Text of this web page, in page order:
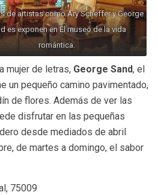
de artistas como Ary Scheffer y George
es exponen en El museo de la vida
romántica.
mujer de letras, George Sand, el
un pequeño camino pavimentado,
de flores. Además de ver las
disfrutar en las pequeñas
desde mediados de abril
de martes a domingo, el sabor
75009